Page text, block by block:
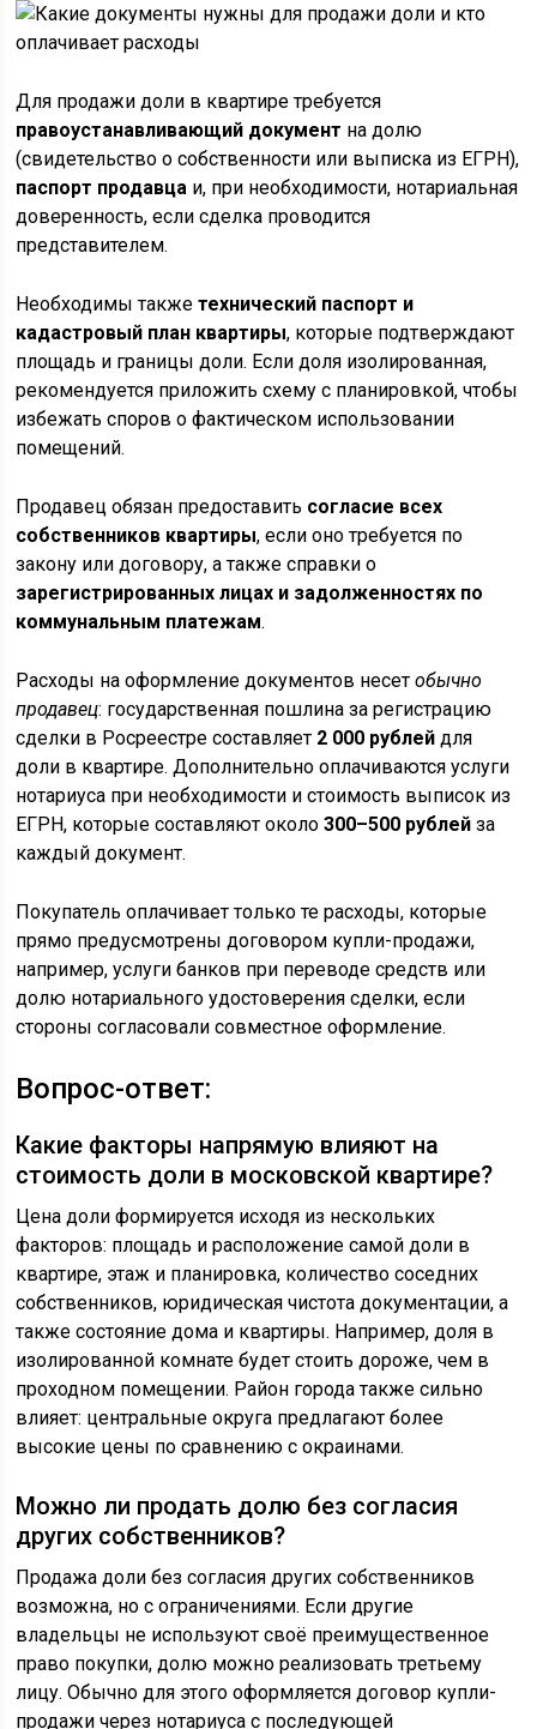
Для продажи доли в квартире требуется
правоустанавливающий документ на долю
(свидетельство о собственности или выписка из ЕГРН),
паспорт продавца и, при необходимости, нотариальная
доверенность, если сделка проводится
представителем.
Необходимы такжетехнический паспорт и
кадастровый план квартиры, которые подтверждают
площадь и границы доли. Если доля изолированная,
рекомендуется приложить схему с планировкой, чтобы
избежать споров о фактическом использовании
помещений.
Продавец обязан предоставить согласие всех
собственников квартиры, если оно требуется по
закону или договору, а также справки о
зарегистрированных лицах и задолженностях по
коммунальным платежам.
Расходы на оформление документов несетобычно
продавец: государственная пошлина за регистрацию
сделки в Росреестре составляет 2 000 рублей для
доли в квартире. Дополнительно оплачиваются услуги
нотариуса при необходимости и стоимость выписок из
ЕГРН, которые составляют около300–500 рублей за
каждый документ.
Покупатель оплачивает только те расходы, которые
прямо предусмотрены договором купли-продажи,
например, услуги банков при переводе средств или
долю нотариального удостоверения сделки, если
стороны согласовали совместное оформление.
Вопрос-ответ:
Какие факторы напрямую влияют на
стоимость доли в московской квартире?
Цена доли формируется исходя из нескольких
факторов: площадь и расположение самой доли в
квартире, этаж и планировка, количество соседних
собственников, юридическая чистота документации, а
также состояние дома и квартиры. Например, доля в
изолированной комнате будет стоить дороже, чем в
проходном помещении. Район города также сильно
влияет: центральные округа предлагают более
высокие цены по сравнению с окраинами.
Можно ли продать долю без согласия
других собственников?
Продажа доли без согласия других собственников
возможна, но с ограничениями. Если другие
владельцы не используют своё преимущественное
право покупки, долю можно реализовать третьему
лицу. Обычно для этого оформляется договор купли-
продажи через нотариуса с последующей